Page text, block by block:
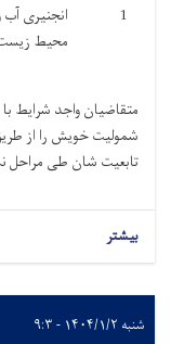
1
انجنیری آب
محیط
متقاضیان واجد شرایط
شمولیت خویش را از
تابعیت
بیشتر
شنبه ۱۴۰۴/۱/۲ - ۹:۳